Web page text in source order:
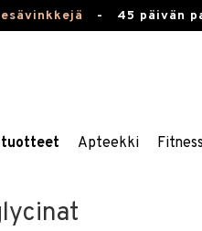
- 45 päivän
Apteekki Fitness